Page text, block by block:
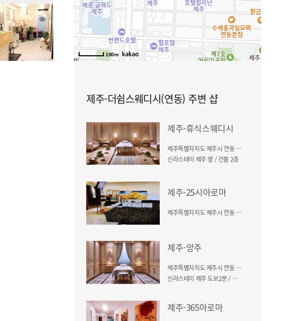
100m
제주-더쉼스웨디시(연동) 주변 샵
제주-휴식스웨디시
제주특별자치도 제주시 연동 274-17
신라스테이 제주 옆 / 건물 2층
제주-25시아로마
제주특별자치도 제주시 연동 283-12
제주-앙주
제주특별자치도 제주시 연동 284-42
신라스테이 제주 도보2분 / 늘품 타워 3층
제주-365아로마